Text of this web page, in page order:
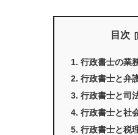
目次
行政書士の業
行政書士と弁
行政書士と司
行政書士と社
行政書士と税